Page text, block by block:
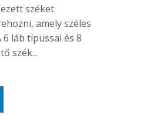
széket
amely széles
láb típussal és 8
szék...